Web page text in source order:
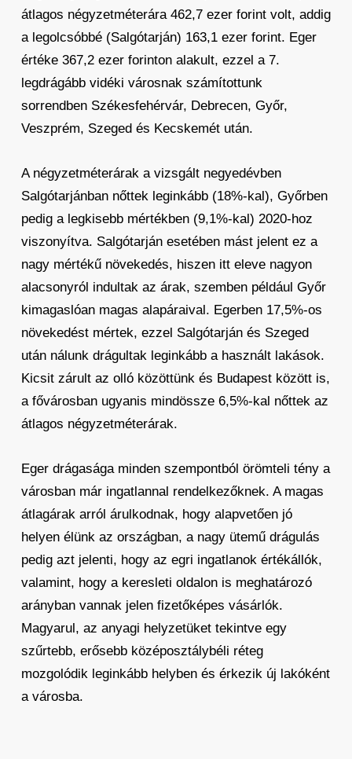
átlagos négyzetméterára 462,7 ezer forint volt, addig
a legolcsóbbé (Salgótarján) 163,1 ezer forint. Eger
értéke 367,2 ezer forinton alakult, ezzel a 7.
legdrágább vidéki városnak számítottunk
sorrendben Székesfehérvár, Debrecen, Győr,
Veszprém, Szeged és Kecskemét után.
A négyzetméterárak a vizsgált negyedévben
Salgótarjánban nőttek leginkább (18%-kal), Győrben
pedig a legkisebb mértékben (9,1%-kal) 2020-hoz
viszonyítva. Salgótarján esetében mást jelent ez a
nagy mértékű növekedés, hiszen itt eleve nagyon
alacsonyról indultak az árak, szemben például Győr
kimagaslóan magas alapáraival. Egerben 17,5%-os
növekedést mértek, ezzel Salgótarján és Szeged
után nálunk drágultak leginkább a használt lakások.
Kicsit zárult az olló közöttünk és Budapest között is,
a fővárosban ugyanis mindössze 6,5%-kal nőttek az
átlagos négyzetméterárak.
Eger drágasága minden szempontból örömteli tény a
városban már ingatlannal rendelkezőknek. A magas
átlagárak arról árulkodnak, hogy alapvetően jó
helyen élünk az országban, a nagy ütemű drágulás
pedig azt jelenti, hogy az egri ingatlanok értékállók,
valamint, hogy a keresleti oldalon is meghatározó
arányban vannak jelen fizetőképes vásárlók.
Magyarul, az anyagi helyzetüket tekintve egy
szűrtebb, erősebb középosztálybéli réteg
mozgolódik leginkább helyben és érkezik új lakóként
a városba.